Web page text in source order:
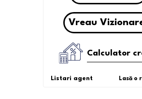
Vreau
Calculator
Listari agent Lasă o